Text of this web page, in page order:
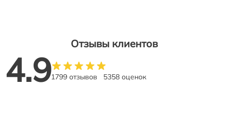
Отзывы клиентов
4.91799 отзывов 5358 оценок